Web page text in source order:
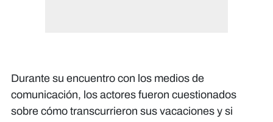
Durante su encuentro con los medios de
comunicación, los actores fueron cuestionados
sobre cómo transcurrieron sus vacaciones y si